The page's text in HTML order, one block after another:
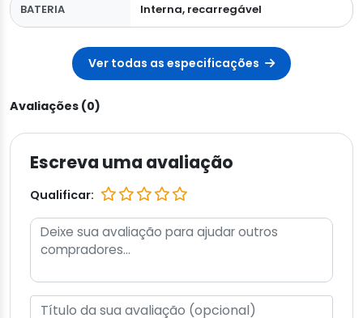
BATERIA Interna, recarregável
Ver todas as especificações
Avaliações (0)
Escreva uma avaliação
Qualificar: